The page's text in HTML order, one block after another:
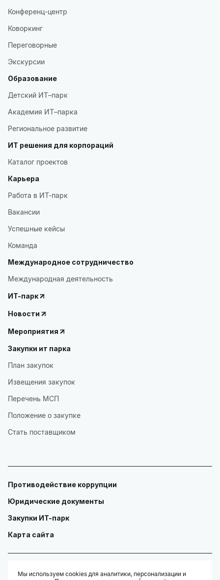
Конференц-центр
Коворкинг
Переговорные
Экскурсии
Образование
Детский ИТ–парк
Академия ИТ–парка
Региональное развитие
ИТ решения для корпораций
Каталог проектов
Карьера
Работа в ИТ-парк
Вакансии
Успешные кейсы
Команда
Международное сотрудничество
Международная деятельность
ИТ-парк
Новости
Мероприятия
Закупки ит парка
План закупок
Извещения закупок
Перечень МСП
Положение о закупке
Стать поставщиком
Противодействие коррупции
Юридические документы
Закупки ИТ-парк
Карта сайта
Мы используем cookies для аналитики, персонализации и